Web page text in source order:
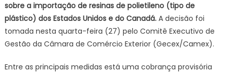
e
do
sobre a importação de resinas de polietileno (tipo de
plástico) dos Estados Unidos e do Canadá. A decisão foi
tomada nesta quarta-feira (27) pelo Comitê Executivo de
Gestão da Câmara de Comércio Exterior (Gecex/Camex).
Entre as principais medidas está uma cobrança provisória